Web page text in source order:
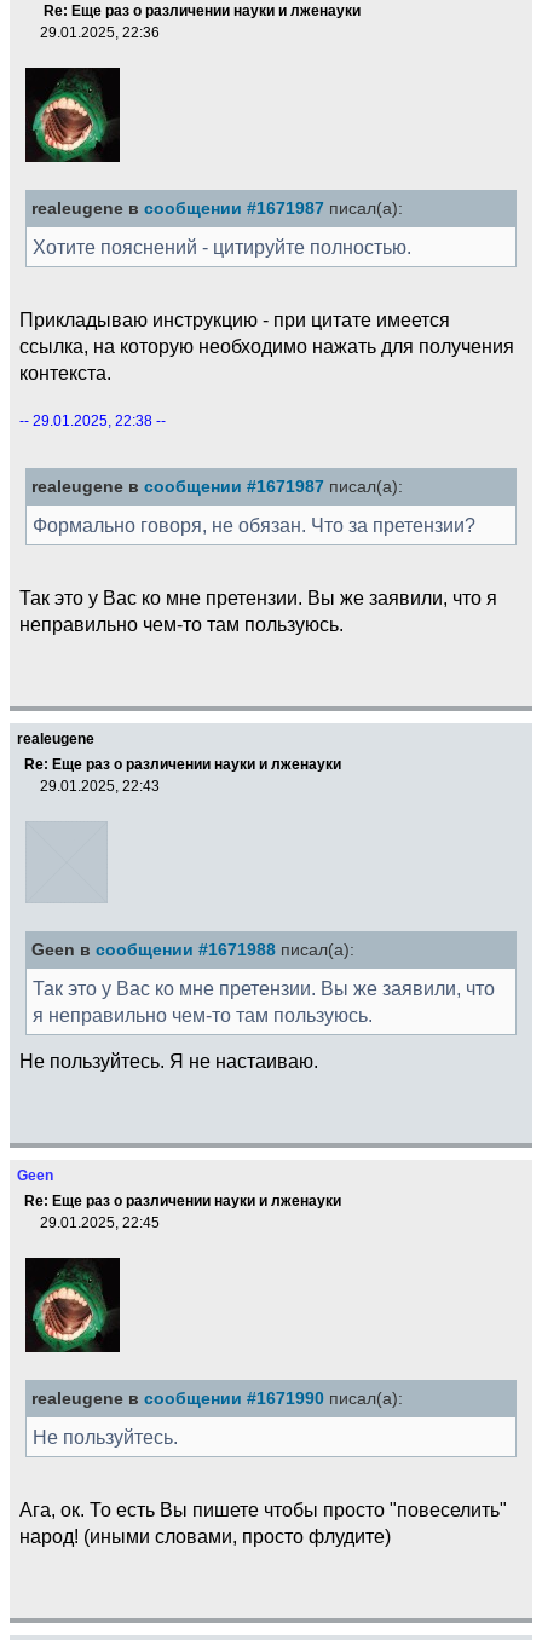
Re: Еще раз о различении науки и лженауки
29.01.2025, 22:36
realeugene в сообщении #1671987 писал(а):
Хотите пояснений - цитируйте полностью.
Прикладываю инструкцию - при цитате имеется
ссылка, на которую необходимо нажать для получения
контекста.
-- 29.01.2025, 22:38 --
realeugene в сообщении #1671987 писал(а):
Формально говоря, не обязан. Что за претензии?
Так это у Вас ко мне претензии. Вы же заявили, что я
неправильно чем-то там пользуюсь.
realeugene
Re: Еще раз о различении науки и лженауки
29.01.2025, 22:43
Geen в сообщении #1671988 писал(а):
Так это у Вас ко мне претензии. Вы же заявили, что
я неправильно чем-то там пользуюсь.
Не пользуйтесь. Я не настаиваю.
Geen
Re: Еще раз о различении науки и лженауки
29.01.2025, 22:45
realeugene в сообщении #1671990 писал(а):
Не пользуйтесь.
Ага, ок. То есть Вы пишете чтобы просто "повеселить"
народ! (иными словами, просто флудите)